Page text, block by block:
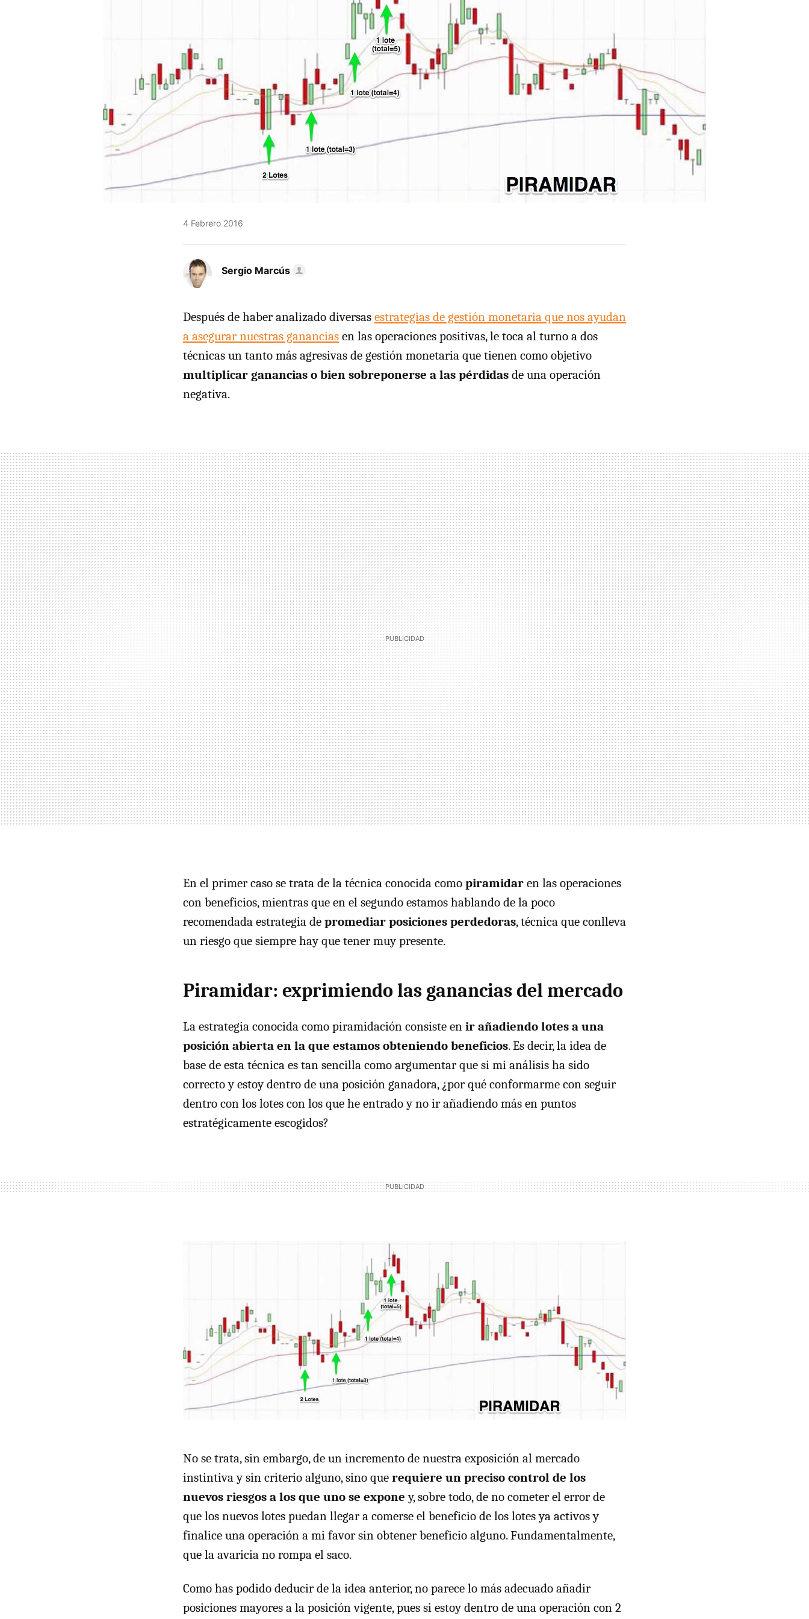
4 Febrero 2016
Sergio Marcús
Después de haber analizado diversas estrategias de gestión monetaria que nos ayudan
a asegurar nuestras ganancias en las operaciones positivas, le toca al turno a dos
técnicas un tanto más agresivas de gestión monetaria que tienen como objetivo
multiplicar ganancias o bien sobreponerse a las pérdidas de una operación
negativa.
En el primer caso se trata de la técnica conocida como piramidar en las operaciones
con beneficios, mientras que en el segundo estamos hablando de la poco
recomendada estrategia de promediar posiciones perdedoras, técnica que conlleva
un riesgo que siempre hay que tener muy presente.
Piramidar: exprimiendo las ganancias del mercado
La estrategia conocida como piramidación consiste en ir añadiendo lotes a una
posición abierta en la que estamos obteniendo beneficios. Es decir, la idea de
base de esta técnica es tan sencilla como argumentar que si mi análisis ha sido
correcto y estoy dentro de una posición ganadora, ¿por qué conformarme con seguir
dentro con los lotes con los que he entrado y no ir añadiendo más en puntos
estratégicamente escogidos?
No se trata, sin embargo, de un incremento de nuestra exposición al mercado
instintiva y sin criterio alguno, sino que requiere un preciso control de los
nuevos riesgos a los que uno se expone y, sobre todo, de no cometer el error de
que los nuevos lotes puedan llegar a comerse el beneficio de los lotes ya activos y
finalice una operación a mi favor sin obtener beneficio alguno. Fundamentalmente,
que la avaricia no rompa el saco.
Como has podido deducir de la idea anterior, no parece lo más adecuado añadir
posiciones mayores a la posición vigente, pues si estoy dentro de una operación con 2